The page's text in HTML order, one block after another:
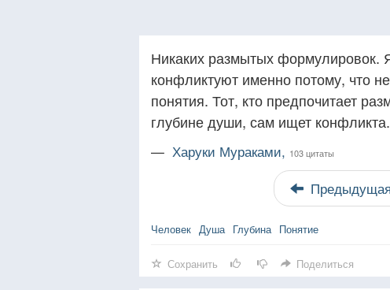
Никаких размытых
конфликтуют именно потому, что
понятия. Тот, кто предпочитает
глубине души, сам ищет конфликта.
— Харуки Мураками, 103 цитаты
Предыдущая
Человек Душа Глубина Понятие
Сохранить Поделиться